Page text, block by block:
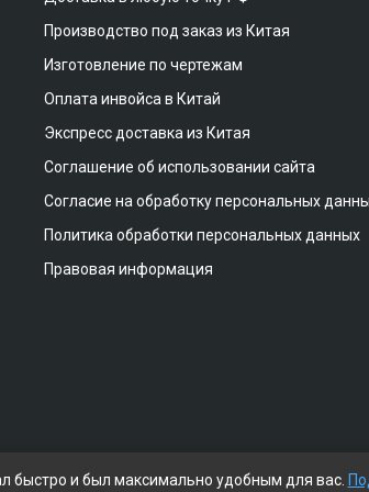
Производство под заказ из Китая
Изготовление по чертежам
Оплата инвойса в Китай
Экспресс доставка из Китая
Соглашение об использовании сайта
Согласие на обработку персональных
Политика обработки персональных данных
Правовая информация
быстро и был максимально удобным для вас.